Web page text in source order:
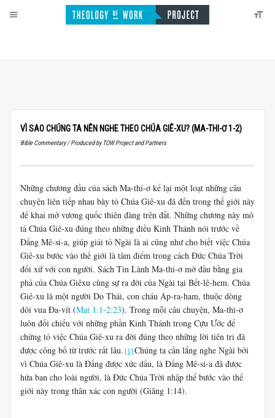
VÌ SAO CHÚNG TA NÊN NGHE THEO CHÚA GIÊ-XU? (MA-THI-Ơ 1-2)
Bible Commentary / Produced by TOW Project and Partners
Những chương đầu của sách Ma-thi-ơ kể lại một loạt những câu
chuyện liên tiếp nhau bày tỏ Chúa Giê-xu đã đến trong thế giới này
để khai mở vương quốc thiên đàng trên đất. Những chương này mô
tả Chúa Giê-xu đúng theo những điều Kinh Thánh nói trước về
Đấng Mê-si-a, giúp giải tỏ Ngài là ai cũng như cho biết việc Chúa
Giê-xu bước vào thế giới là tâm điểm trong cách Đức Chúa Trời
đối xử với con người. Sách Tin Lành Ma-thi-ơ mở đầu bằng gia
phả của Chúa Giêxu cùng sự ra đời của Ngài tại Bết-lê-hem. Chúa
Giê-xu là một người Do Thái, con cháu Áp-ra-ham, thuộc dòng
dõi vua Đa-vít (Mat 1:1-2:23). Trong mỗi câu chuyện, Ma-thi-ơ
luôn đối chiếu với những phần Kinh Thánh trong Cựu Ước để
chứng tỏ việc Chúa Giê-xu ra đời đúng theo những lời tiên tri đã
được công bố từ trước rất lâu. [1]Chúng ta cần lắng nghe Ngài bởi
vì Chúa Giê-xu là Đấng được xức dầu, là Đấng Mê-si-a đã được
hứa ban cho loài người, là Đức Chúa Trời nhập thể bước vào thế
giới này trong thân xác con người (Giăng 1:14).